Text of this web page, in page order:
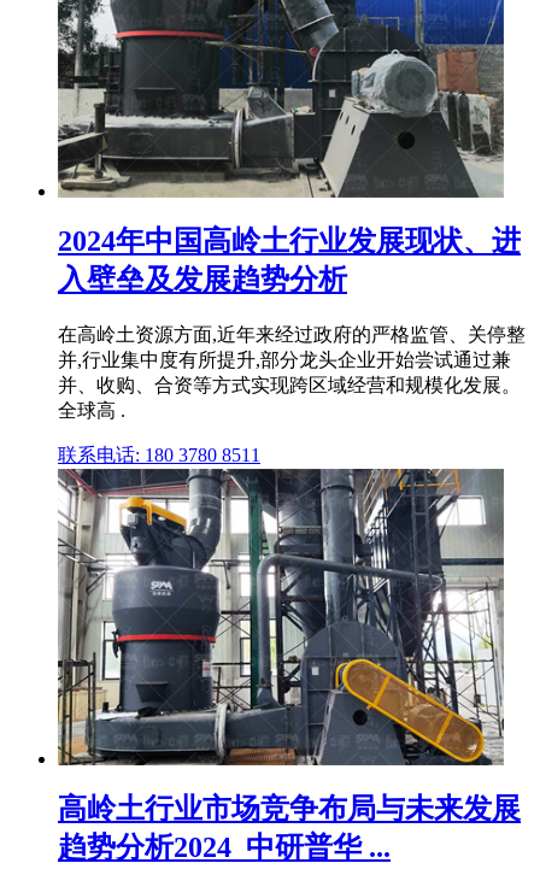
2024年中国高岭土行业发展现状、进
入壁垒及发展趋势分析
在高岭土资源方面,近年来经过政府的严格监管、关停整
并,行业集中度有所提升,部分龙头企业开始尝试通过兼
并、收购、合资等方式实现跨区域经营和规模化发展。
全球高 .
联系电话: 180 3780 8511
高岭土行业市场竞争布局与未来发展
趋势分析2024_中研普华 ...